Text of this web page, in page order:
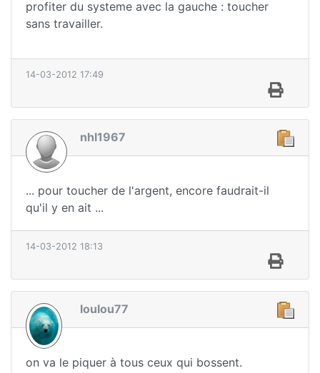
profiter du systeme avec la gauche : toucher
sans travailler.
14-03-2012 17:49
nhl1967
... pour toucher de l'argent, encore faudrait-il
qu'il y en ait ...
14-03-2012 18:13
loulou77
on va le piquer à tous ceux qui bossent.